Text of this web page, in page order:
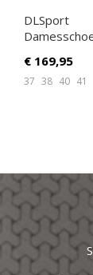
DLSport
€ 169,95
37 38 40 41